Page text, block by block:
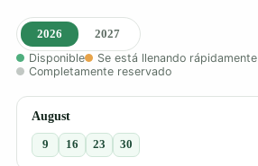
2026
2027
Disponible
Se está llenando rápidamente
Completamente reservado
August
9 16 23 30